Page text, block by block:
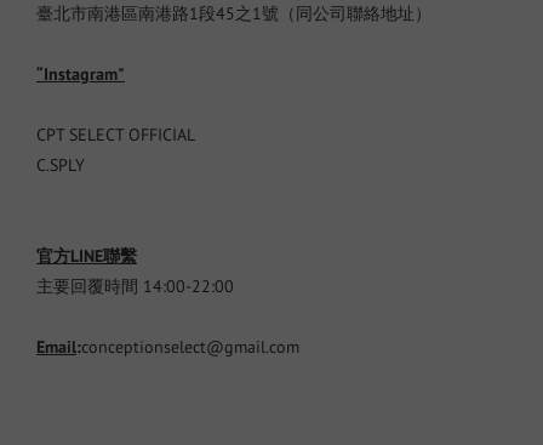
臺北市南港區南港路1段45之1號（同公司聯絡地址）
“Instagram"
CPT SELECT OFFICIAL
C.SPLY
官方LINE聯繫
主要回覆時間 14:00-22:00
Email:conceptionselect@gmail.com